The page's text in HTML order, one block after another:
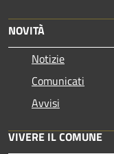
NOVITÀ
Notizie
Comunicati
Avvisi
VIVERE IL COMUNE